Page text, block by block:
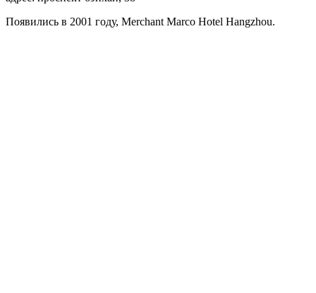
Появились в 2001 году, Merchant Marco Hotel Hangzhou.